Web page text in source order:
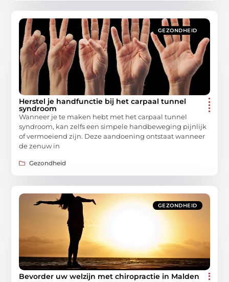
GEZONDHEID
Herstel je handfunctie bij het carpaal tunnel
syndroom
Wanneer je te maken hebt met het carpaal tunnel
syndroom, kan zelfs een simpele handbeweging pijnlijk
of vermoeiend zijn. Deze aandoening ontstaat wanneer
de zenuw in
Gezondheid
GEZONDHEID
Bevorder uw welzijn met chiropractie in Malden